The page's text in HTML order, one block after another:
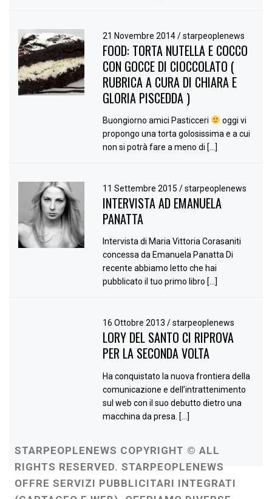
21 Novembre 2014/ starpeoplenews
FOOD: TORTA NUTELLA E COCCO
CON GOCCE DI CIOCCOLATO (
RUBRICA A CURA DI CHIARA E
GLORIA PISCEDDA )
Buongiorno amici Pasticceri
oggi vi
propongo una torta golosissima e a cui
non si potrà fare a meno di […]
11 Settembre 2015/ starpeoplenews
INTERVISTA AD EMANUELA
PANATTA
Intervista di Maria Vittoria Corasaniti
concessa da Emanuela Panatta Di
recente abbiamo letto che hai
pubblicato il tuo primo libro […]
16 Ottobre 2013/ starpeoplenews
LORY DEL SANTO CI RIPROVA
PER LA SECONDA VOLTA
Ha conquistato la nuova frontiera della
comunicazione e dell’intrattenimento
sul web con il suo debutto dietro una
macchina da presa. […]
STARPEOPLENEWS COPYRIGHT © ALL
RIGHTS RESERVED. STARPEOPLENEWS
OFFRE SERVIZI PUBBLICITARI INTEGRATI